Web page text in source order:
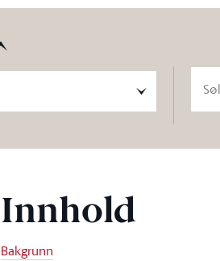
Innhold
Bakgrunn